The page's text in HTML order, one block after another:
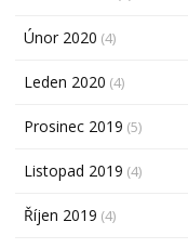
Únor 2020 (4)
Leden 2020 (4)
Prosinec 2019 (5)
Listopad 2019 (4)
Říjen 2019 (4)